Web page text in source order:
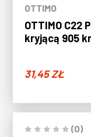
OTTIMO
OTTIMO
kryjącą 905
31,45ZŁ
(0)